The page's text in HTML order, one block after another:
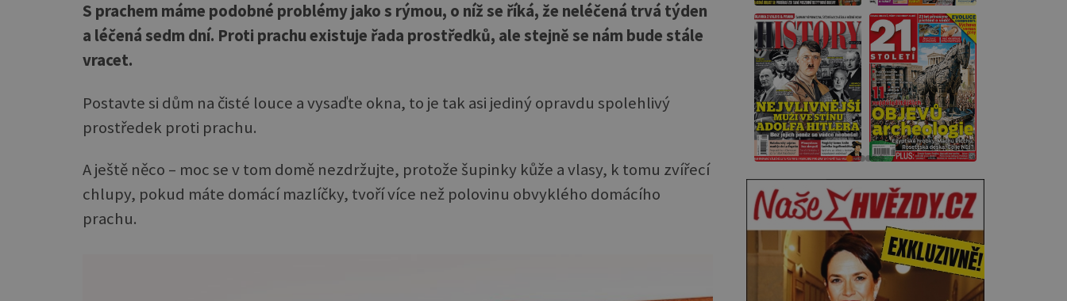
S prachem máme podobné problémy jako s rýmou, o níž se říká, že neléčená trvá týden
a léčená sedm dní. Proti prachu existuje řada prostředků, ale stejně se nám bude stále
vracet.
Postavte si dům na čisté louce a vysaďte okna, to je tak asi jediný opravdu spolehlivý
prostředek proti prachu.
A ještě něco – moc se v tom domě nezdržujte, protože šupinky kůže a vlasy, k tomu zvířecí
chlupy, pokud máte domácí mazlíčky, tvoří více než polovinu obvyklého domácího
prachu.